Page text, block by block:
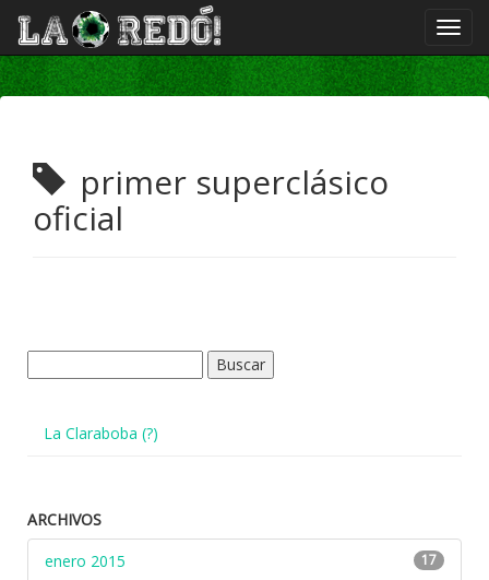
primer superclásico
oficial
La Claraboba (?)
ARCHIVOS
enero 2015
17